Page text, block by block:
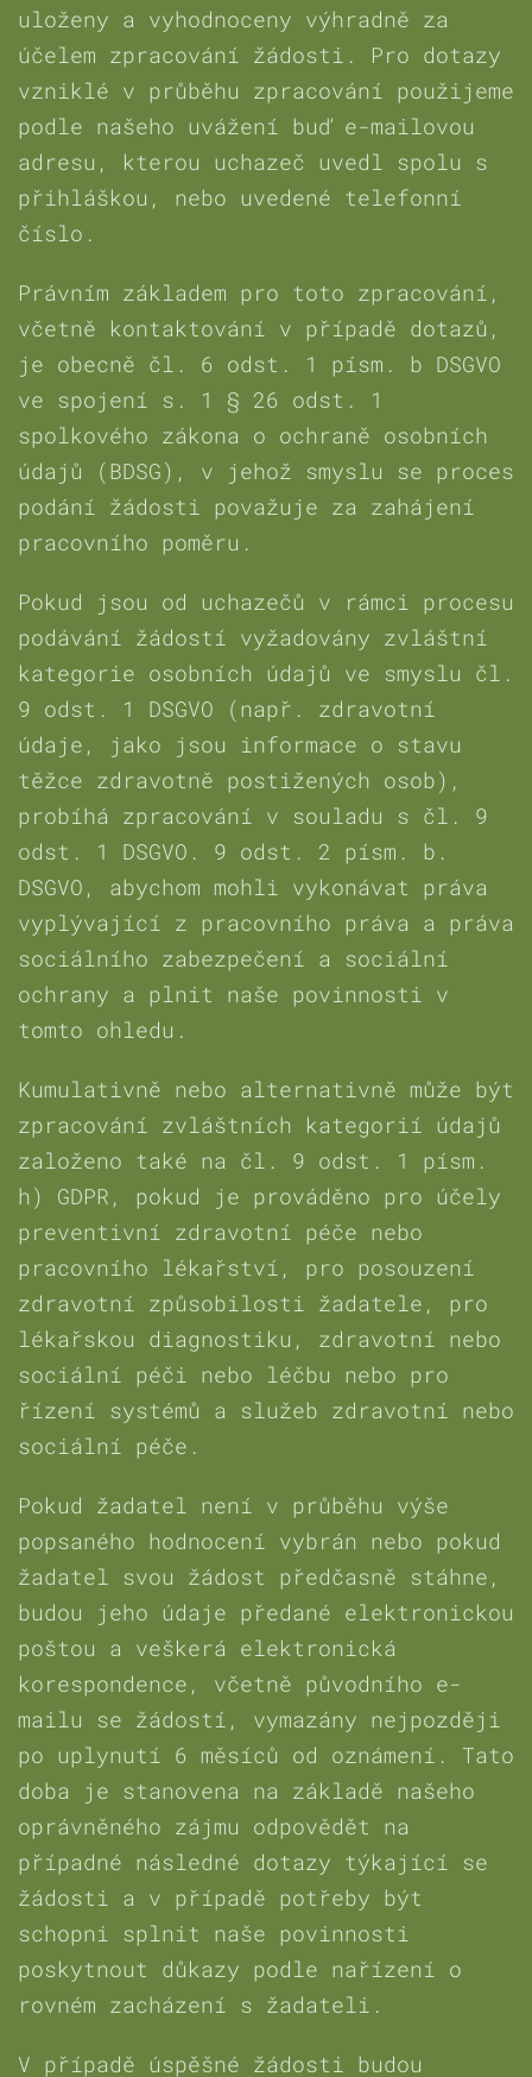
uloženy a vyhodnoceny výhradně za
účelem zpracování žádosti. Pro dotazy
vzniklé v průběhu zpracování použijeme
podle našeho uvážení buď e-mailovou
adresu, kterou uchazeč uvedl spolu s
přihláškou, nebo uvedené telefonní
číslo.
Právním základem pro toto zpracování,
včetně kontaktování v případě dotazů,
je obecně čl. 6 odst. 1 písm. b DSGVO
ve spojení s. 1 § 26 odst. 1
spolkového zákona o ochraně osobních
údajů (BDSG), v jehož smyslu se proces
podání žádosti považuje za zahájení
pracovního poměru.
Pokud jsou od uchazečů v rámci procesu
podávání žádostí vyžadovány zvláštní
kategorie osobních údajů ve smyslu čl.
9 odst. 1 DSGVO (např. zdravotní
údaje, jako jsou informace o stavu
těžce zdravotně postižených osob),
probíhá zpracování v souladu s čl. 9
odst. 1 DSGVO. 9 odst. 2 písm. b.
DSGVO, abychom mohli vykonávat práva
vyplývající z pracovního práva a práva
sociálního zabezpečení a sociální
ochrany a plnit naše povinnosti v
tomto ohledu.
Kumulativně nebo alternativně může být
zpracování zvláštních kategorií údajů
založeno také na čl. 9 odst. 1 písm.
h) GDPR, pokud je prováděno pro účely
preventivní zdravotní péče nebo
pracovního lékařství, pro posouzení
zdravotní způsobilosti žadatele, pro
lékařskou diagnostiku, zdravotní nebo
sociální péči nebo léčbu nebo pro
řízení systémů a služeb zdravotní nebo
sociální péče.
Pokud žadatel není v průběhu výše
popsaného hodnocení vybrán nebo pokud
žadatel svou žádost předčasně stáhne,
budou jeho údaje předané elektronickou
poštou a veškerá elektronická
korespondence, včetně původního e-
mailu se žádostí, vymazány nejpozději
po uplynutí 6 měsíců od oznámení. Tato
doba je stanovena na základě našeho
oprávněného zájmu odpovědět na
případné následné dotazy týkající se
žádosti a v případě potřeby být
schopni splnit naše povinnosti
poskytnout důkazy podle nařízení o
rovném zacházení s žadateli.
V případě úspěšné žádosti budou